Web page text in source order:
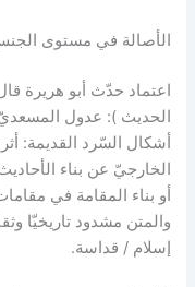
الأصالة في مستوى
اعتماد حدّث أبو هريرة
الحديث ): عدول
أشكال السّرد القديمة:
الخارجيّ عن بناء
أو بناء المقامة في
والمتن مشدود تاريخيّا
إسلام / قداسة.